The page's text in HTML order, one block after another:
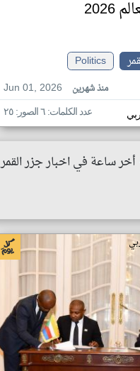
Politics
Jun 01, 2026
منذ شهرين
عدد الكلمات: ٦ الصور: ٢٥
أخر ساعة في اخبار جزر القمر